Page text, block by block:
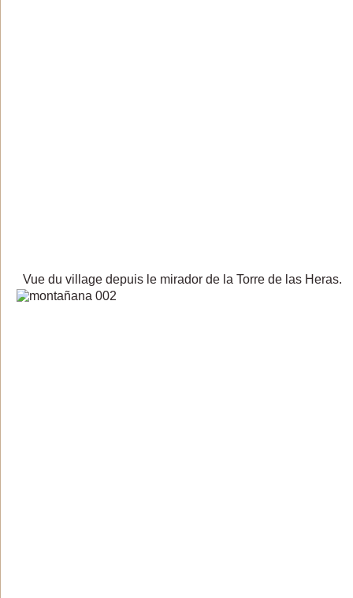
Vue du village depuis le mirador de la Torre de las Heras.